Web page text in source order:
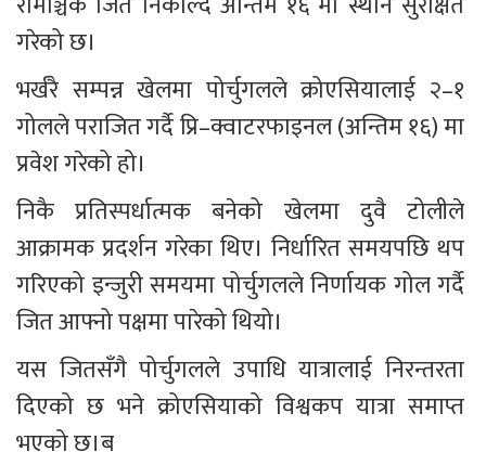
गरेको छ।
भर्खरै सम्पन्न खेलमा पोर्चुगलले क्रोएसियालाई २–१
गोलले पराजित गर्दै प्रि–क्वाटरफाइनल (अन्तिम १६) मा
प्रवेश गरेको हो।
निकै प्रतिस्पर्धात्मक बनेको खेलमा दुवै टोलीले
आक्रामक प्रदर्शन गरेका थिए। निर्धारित समयपछि थप
गरिएको इन्जुरी समयमा पोर्चुगलले निर्णायक गोल गर्दै
जित आफ्नो पक्षमा पारेको थियो।
यस जितसँगै पोर्चुगलले उपाधि यात्रालाई निरन्तरता
दिएको छ भने क्रोएसियाको विश्वकप यात्रा समाप्त
भएको छ।ब